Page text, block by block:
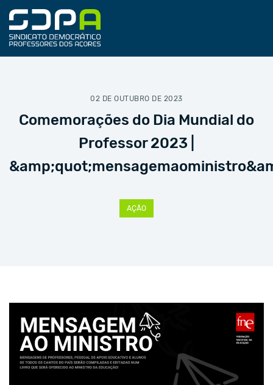
02 DE OUTUBRO DE 2023
Comemorações do Dia Mundial do
Professor 2023 |
AÇÃO